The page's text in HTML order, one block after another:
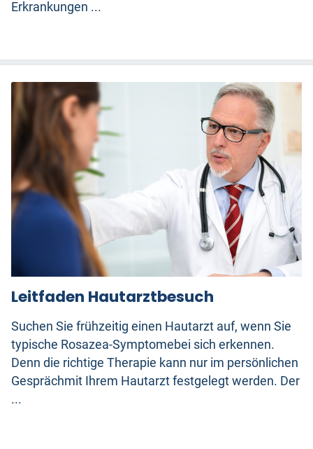
Erkrankungen ...
Leitfaden Hautarztbesuch
Suchen Sie frühzeitig einen Hautarzt auf, wenn Sie
typische Rosazea-Symptomebei sich erkennen.
Denn die richtige Therapie kann nur im persönlichen
Gesprächmit Ihrem Hautarzt festgelegt werden. Der
...